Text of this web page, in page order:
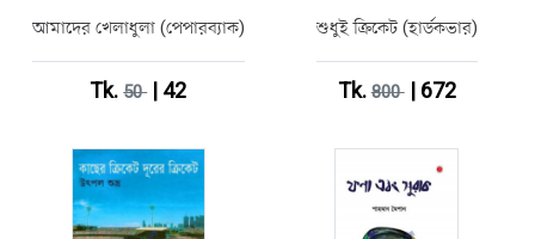
আমাদের খেলাধুলা (পেপারব্যাক)
Tk.50| 42
শুধুই ক্রিকেট (হার্ডকভার)
Tk.800| 672